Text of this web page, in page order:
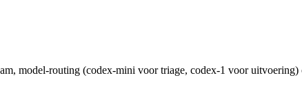
model-routing (codex-mini voor triage, codex-1 voor